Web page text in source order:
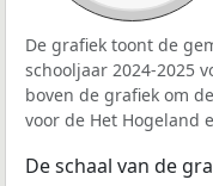
De grafiek toont de
schooljaar 2024-2025
boven de grafiek om
voor de Het Hogeland
De schaal van de